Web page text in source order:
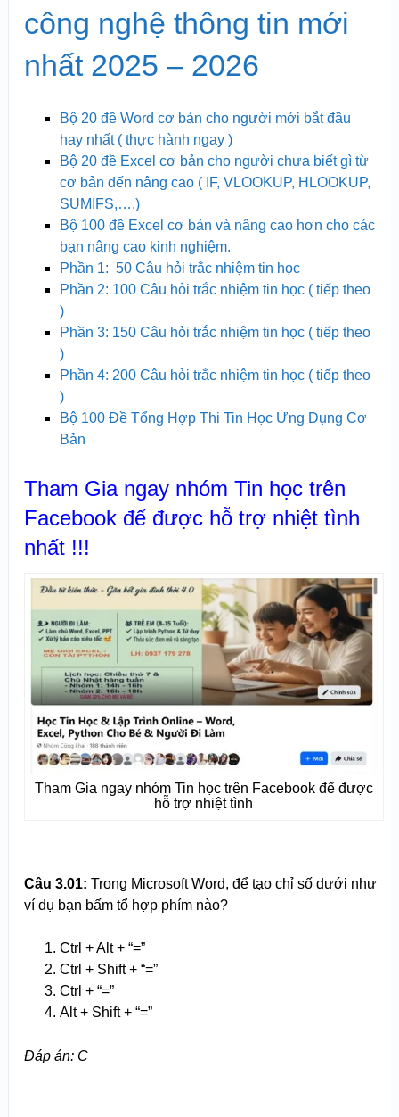
công nghệ thông tin mới
nhất 2025 – 2026
Bộ 20 đề Word cơ bản cho người mới bắt đầu
hay nhất ( thực hành ngay )
Bộ 20 đề Excel cơ bản cho người chưa biết gì từ
cơ bản đến nâng cao ( IF, VLOOKUP, HLOOKUP,
SUMIFS,….)
Bộ 100 đề Excel cơ bản và nâng cao hơn cho các
bạn nâng cao kinh nghiệm.
Phần 1: 50 Câu hỏi trắc nhiệm tin học
Phần 2: 100 Câu hỏi trắc nhiệm tin học ( tiếp theo
)
Phần 3: 150 Câu hỏi trắc nhiệm tin học ( tiếp theo
)
Phần 4: 200 Câu hỏi trắc nhiệm tin học ( tiếp theo
)
Bộ 100 Đề Tổng Hợp Thi Tin Học Ứng Dụng Cơ
Bản
Tham Gia ngay nhóm Tin học trên
Facebook để được hỗ trợ nhiệt tình
nhất !!!
Tham Gia ngay nhóm Tin học trên Facebook để được
hỗ trợ nhiệt tình
Câu 3.01: Trong Microsoft Word, để tạo chỉ số dưới như
ví dụ bạn bấm tổ hợp phím nào?
Ctrl + Alt + “=”
Ctrl + Shift + “=”
Ctrl + “=”
Alt + Shift + “=”
Đáp án: C